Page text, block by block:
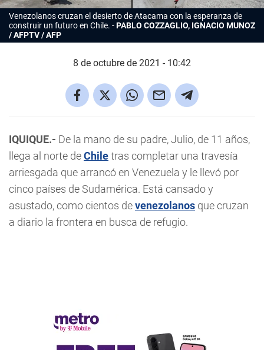
Venezolanos cruzan el desierto de Atacama con la esperanza de
construir un futuro en Chile.
PABLO COZZAGLIO, IGNACIO MUNOZ
/ AFPTV / AFP
8 de octubre de 2021 - 10:42
IQUIQUE.- De la mano de su padre, Julio, de 11 años,
llega al norte deChiletras completar una travesía
arriesgada que arrancó en Venezuela y le llevó por
cinco países de Sudamérica. Está cansado y
asustado, como cientos devenezolanos que cruzan
a diario la frontera en busca de refugio.